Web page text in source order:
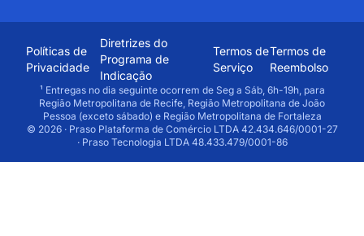
Políticas de
Privacidade
Diretrizes do
Programa de
Indicação
Termos de
Serviço
Termos de
Reembolso
¹ Entregas no dia seguinte ocorrem de Seg a Sáb, 6h-19h, para
Região Metropolitana de Recife, Região Metropolitana de João
Pessoa (exceto sábado) e Região Metropolitana de Fortaleza
© 2026 · Praso Plataforma de Comércio LTDA 42.434.646/0001-27
· Praso Tecnologia LTDA 48.433.479/0001-86